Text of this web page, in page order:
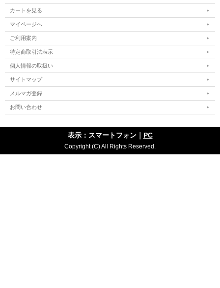
カートを見る
マイページへ
ご利用案内
特定商取引法表示
個人情報の取扱い
サイトマップ
メルマガ登録
お問い合わせ
表示：スマートフォン｜ PC
Copyright (C) All Rights Reserved.